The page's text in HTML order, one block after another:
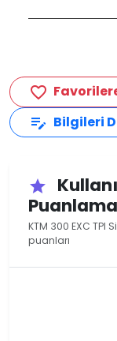
favorite_border
edit_note Bilgileri
star
Puanlama
KTM 300 EXC TPI
puanları